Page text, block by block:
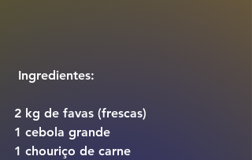
Ingredientes:
2 kg de favas (frescas)
1 cebola grande
1 chouriço de carne